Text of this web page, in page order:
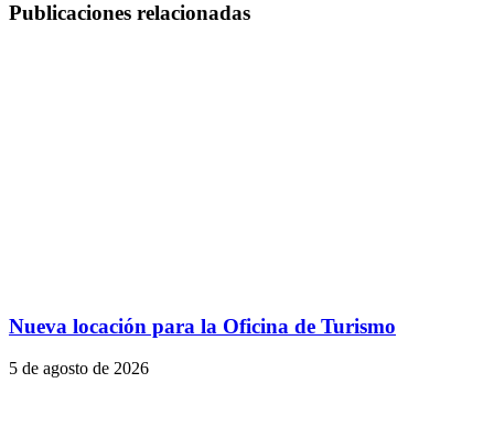
Publicaciones relacionadas
Nueva locación para la Oficina de Turismo
5 de agosto de 2026